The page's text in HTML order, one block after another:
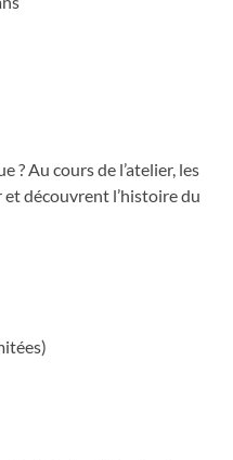
? Au cours de l’atelier, les
découvrent l’histoire du